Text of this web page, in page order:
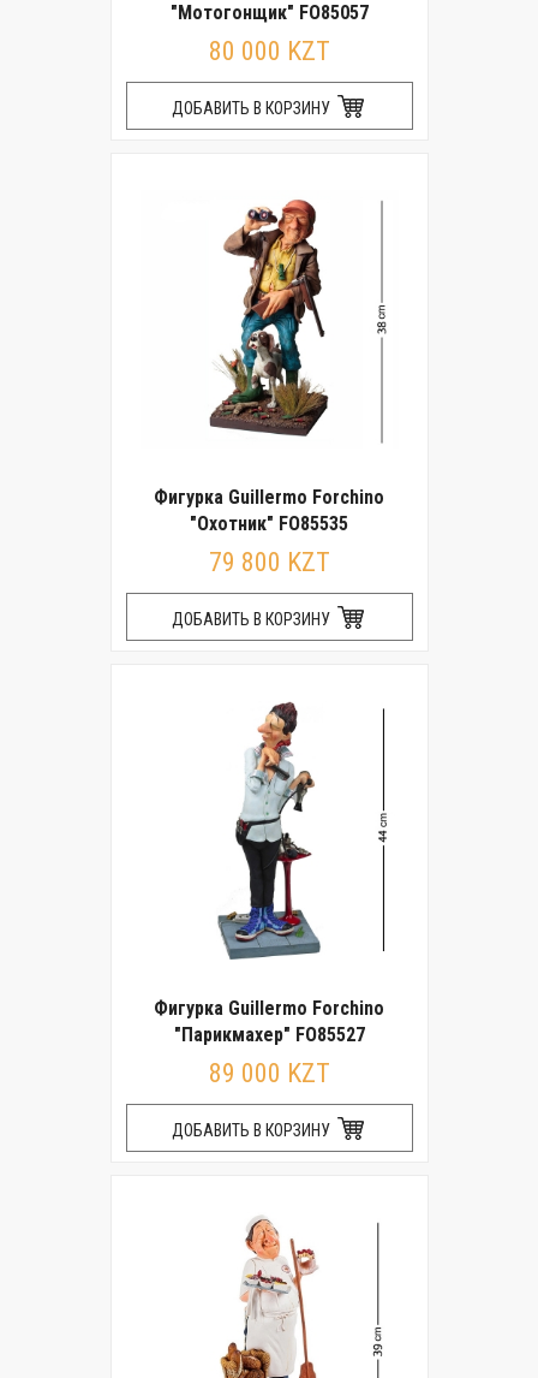
"Мотогонщик" FO85057
80 000 KZT
ДОБАВИТЬ В КОРЗИНУ
Фигурка Guillermo Forchino
"Охотник" FO85535
79 800 KZT
ДОБАВИТЬ В КОРЗИНУ
Фигурка Guillermo Forchino
"Парикмахер" FO85527
89 000 KZT
ДОБАВИТЬ В КОРЗИНУ